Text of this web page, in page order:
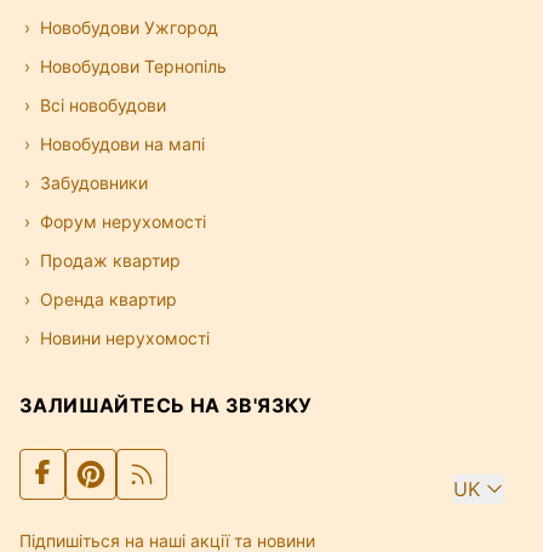
Новобудови Ужгород
Новобудови Тернопіль
Всі новобудови
Новобудови на мапі
Забудовники
Форум нерухомості
Продаж квартир
Оренда квартир
Новини нерухомості
ЗАЛИШАЙТЕСЬ НА ЗВ'ЯЗКУ
UK
Підпишіться на наші акції та новини